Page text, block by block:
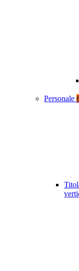
Personale